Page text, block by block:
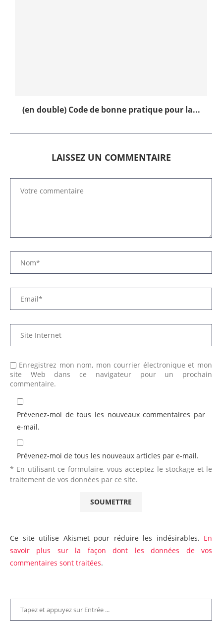
(en double) Code de bonne pratique pour la...
LAISSEZ UN COMMENTAIRE
Enregistrez mon nom, mon courrier électronique et mon
site Web dans ce navigateur pour un prochain
commentaire.
Prévenez-moi de tous les nouveaux commentaires par
e-mail.
Prévenez-moi de tous les nouveaux articles par e-mail.
* En utilisant ce formulaire, vous acceptez le stockage et le
traitement de vos données par ce site.
Ce site utilise Akismet pour réduire les indésirables. En
savoir plus sur la façon dont les données de vos
commentaires sont traitées.